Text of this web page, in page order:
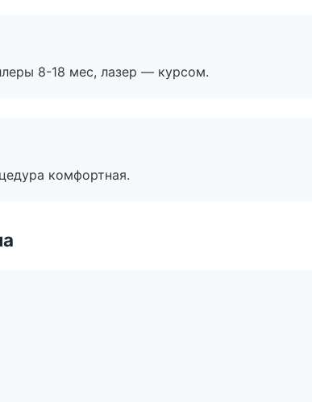
8-18 мес, лазер — курсом.
комфортная.